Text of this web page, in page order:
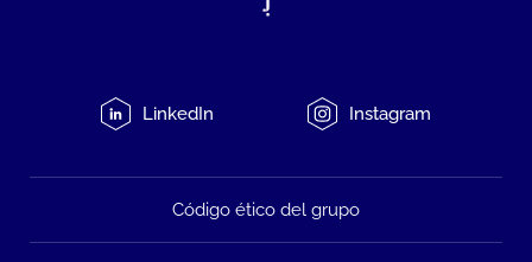
LinkedIn Instagram
Código ético del grupo